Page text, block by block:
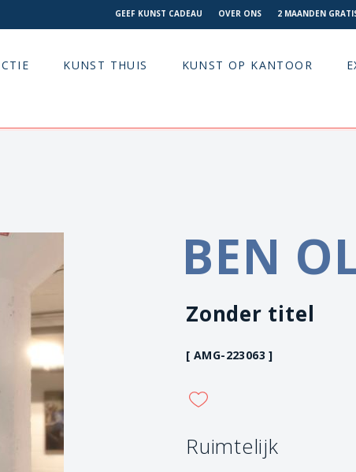
GEEF KUNST CADEAU OVER ONS 2 MAANDEN
KUNST THUIS KUNST OP KANTOOR
BEN
Zonder titel
[ AMG-223063 ]
Ruimtelijk